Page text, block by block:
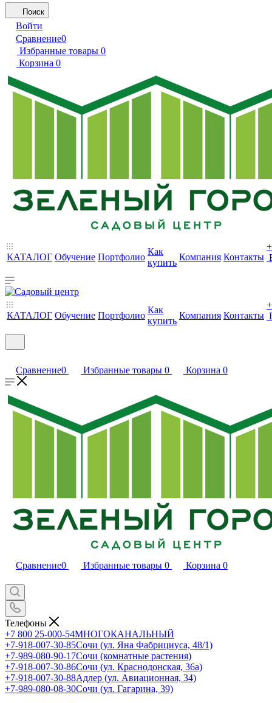
Поиск
Войти
Сравнение0
Избранные товары 0
Корзина 0
КАТАЛОГ Обучение Портфолио
Как
купить
Компания Контакты
+
КАТАЛОГ Обучение Портфолио
Как
купить
Компания Контакты
+
Сравнение0 Избранные товары 0 Корзина 0
Сравнение0 Избранные товары 0 Корзина 0
Телефоны
+7 800 25-000-54МНОГОКАНАЛЬНЫЙ
+7-918-007-30-85Сочи (ул. Яна Фабрициуса, 48/1)
+7-989-080-90-17Сочи (комнатные растения)
+7-918-007-30-86Сочи (ул. Краснодонская, 36а)
+7-918-007-30-88Адлер (ул. Авиационная, 34)
+7-989-080-08-30Сочи (ул. Гагарина, 39)